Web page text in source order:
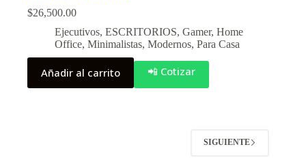
$26,500.00
Ejecutivos, ESCRITORIOS, Gamer, Home
Office, Minimalistas, Modernos, Para Casa
Añadir al carrito 📲 Cotizar
SIGUIENTE